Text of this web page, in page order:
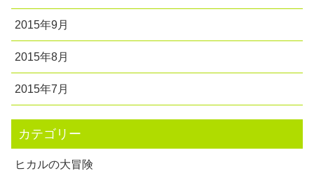
2015年9月
2015年8月
2015年7月
カテゴリー
ヒカルの大冒険